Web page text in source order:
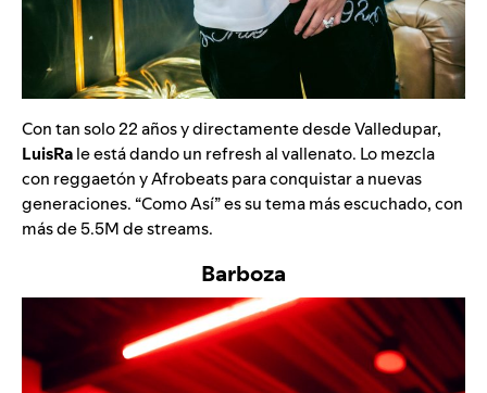
Con tan solo 22 años y directamente desde Valledupar,
LuisRale está dando un refresh al vallenato. Lo mezcla
con reggaetón y Afrobeats para conquistar a nuevas
generaciones. “Como Así” es su tema más escuchado, con
más de 5.5M de streams.
Barboza